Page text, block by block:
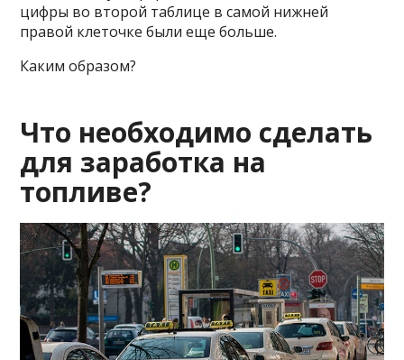
цифры во второй таблице в самой нижней
правой клеточке были еще больше.
Каким образом?
Что необходимо сделать
для заработка на
топливе?